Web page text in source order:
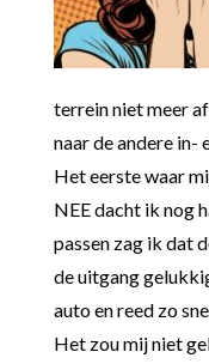
terrein niet meer
naar de andere in-
Het eerste waar
NEE dacht ik nog
passen zag ik dat
de uitgang
auto en reed zo
Het zou mij niet